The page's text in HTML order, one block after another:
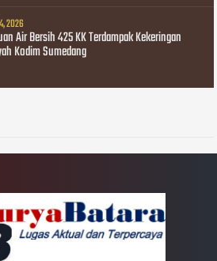
2026
Air Bersih 425 KK Terdampak Kekeringan
Kodim Sumedang